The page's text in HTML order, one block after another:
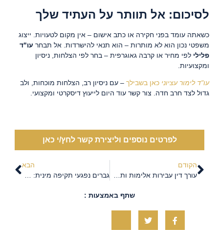
לסיכום: אל תוותר על העתיד שלך
כשאתה עומד בפני חקירה או כתב אישום – אין מקום לטעויות. ייצוג
משפטי נכון הוא לא מותרות – הוא תנאי להישרדות. אל תבחר עו"ד
פלילי לפי מחיר או קרבה גאוגרפית – בחר לפי הצלחות, ניסיון
ומקצועיות.
עו"ד לימור עציוני כאן בשבילך – עם ניסיון רב, הצלחות מוכחות, ולב
גדול לצד חרב חדה. צור קשר עוד היום לייעוץ דיסקרטי ומקצועי.
לפרטים נוספים וליצירת קשר לחץ/י כאן
הקודם
עורך דין עבירות אלימות ותקיפה – הייצוג שעושה את ההבדל
הבא
גברים נפגעי תקיפה מינית: המציאות המושתקת שדורשת הכרה
שתף באמצעות :